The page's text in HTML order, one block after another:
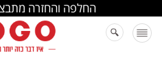
החלפה והחזרה